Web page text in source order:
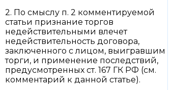
2. По смыслу п. 2 комментируемой
статьи признание торгов
недействительными влечет
недействительность договора,
заключенного с лицом, выигравшим
торги, и применение последствий,
предусмотренных ст. 167 ГК РФ (см.
комментарий к данной статье).